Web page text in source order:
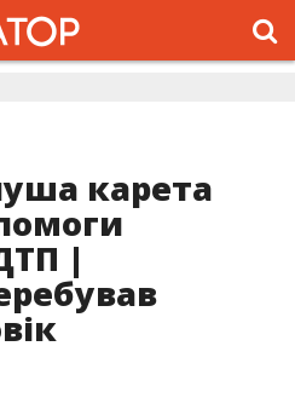
карета
|